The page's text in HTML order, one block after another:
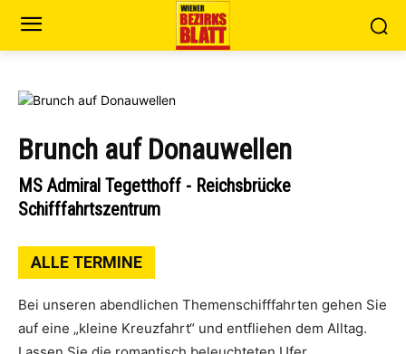
Brunch auf Donauwellen
MS Admiral Tegetthoff - Reichsbrücke
Schifffahrtszentrum
ALLE TERMINE
Bei unseren abendlichen Themenschifffahrten gehen Sie
auf eine „kleine Kreuzfahrt“ und entfliehen dem Alltag.